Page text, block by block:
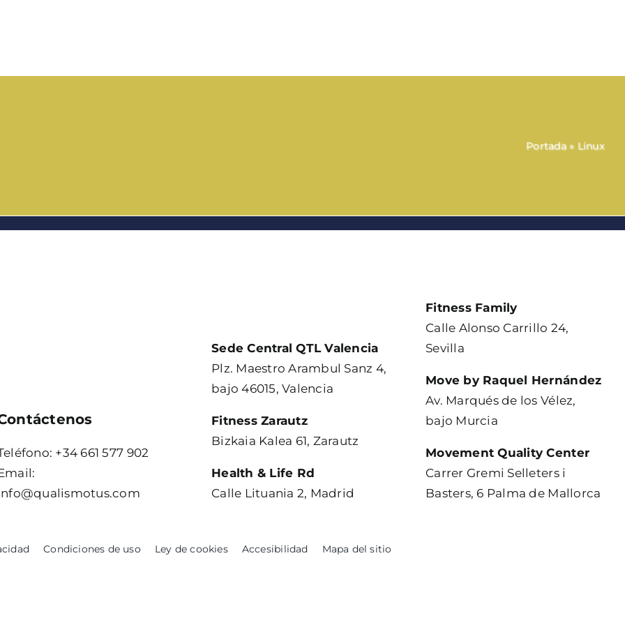
Portada» Linux
+34 661 577 902
Sede Central QTL Valencia
Plz. Maestro Arambul Sanz 4,
bajo 46015, Valencia
Fitness Zarautz
Bizkaia Kalea 61, Zarautz
Health & Life Rd
Calle Lituania 2, Madrid
Fitness Family
Calle Alonso Carrillo 24,
Sevilla
Move by Raquel Hernández
Av. Marqués de los Vélez,
bajo Murcia
Movement Quality Center
Carrer Gremi Selleters i
Basters, 6 Palma de Mallorca
Condiciones de uso Ley de cookies Accesibilidad Mapa del sitio